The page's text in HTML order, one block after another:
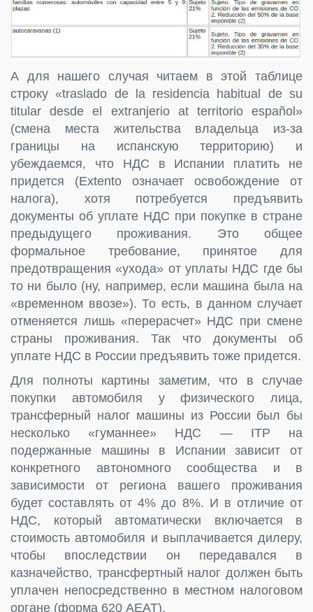
А для нашего случая читаем в этой таблице
строку «traslado de la residencia habitual de su
titular desde el extranjerio at territorio español»
(смена места жительства владельца из-за
границы на испанскую территорию) и
убеждаемся, что НДС в Испании платить не
придется (Extento означает освобождение от
налога), хотя потребуется предъявить
документы об уплате НДС при покупке в стране
предыдущего проживания. Это общее
формальное требование, принятое для
предотвращения «ухода» от уплаты НДС где бы
то ни было (ну, например, если машина была на
«временном ввозе»). То есть, в данном случает
отменяется лишь «перерасчет» НДС при смене
страны проживания. Так что документы об
уплате НДС в России предъявить тоже придется.
Для полноты картины заметим, что в случае
покупки автомобиля у физического лица,
трансферный налог машины из России был бы
несколько «гуманнее» НДС — ITP на
подержанные машины в Испании зависит от
конкретного автономного сообщества и в
зависимости от региона вашего проживания
будет составлять от 4% до 8%. И в отличие от
НДС, который автоматически включается в
стоимость автомобиля и выплачивается дилеру,
чтобы впоследствии он передавался в
казначейство, трансфертный налог должен быть
уплачен непосредственно в местном налоговом
органе (форма 620 AEAT).